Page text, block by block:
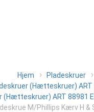
Hjem
Pladeskruer
(Hætteskruer) ART
(Hætteskruer) ART 88981
M/Phillips Kærv H &